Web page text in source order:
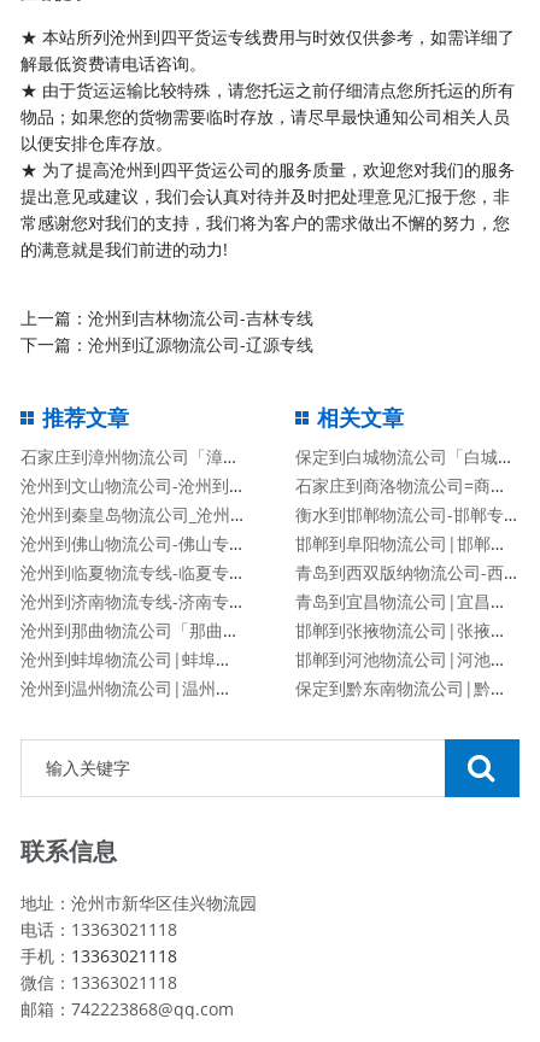
★ 本站所列沧州到四平货运专线费用与时效仅供参考，如需详细了
解最低资费请电话咨询。
★ 由于货运运输比较特殊，请您托运之前仔细清点您所托运的所有
物品；如果您的货物需要临时存放，请尽早最快通知公司相关人员
以便安排仓库存放。
★ 为了提高沧州到四平货运公司的服务质量，欢迎您对我们的服务
提出意见或建议，我们会认真对待并及时把处理意见汇报于您，非
常感谢您对我们的支持，我们将为客户的需求做出不懈的努力，您
的满意就是我们前进的动力!
上一篇：沧州到吉林物流公司-吉林专线
下一篇：沧州到辽源物流公司-辽源专线
推荐文章
石家庄到漳州物流公司「漳州专线」
沧州到文山物流公司-沧州到文山货运专线
沧州到秦皇岛物流公司_沧州到秦皇岛物流专线
沧州到佛山物流公司-佛山专线
沧州到临夏物流专线-临夏专线
沧州到济南物流专线-济南专线
沧州到那曲物流公司「那曲专线」
沧州到蚌埠物流公司|蚌埠专线
沧州到温州物流公司|温州专线
相关文章
保定到白城物流公司「白城专线」
石家庄到商洛物流公司=商洛专线
衡水到邯郸物流公司-邯郸专线
邯郸到阜阳物流公司|邯郸到阜阳物流专线
青岛到西双版纳物流公司-西双版纳专线
青岛到宜昌物流公司|宜昌专线
邯郸到张掖物流公司|张掖专线
邯郸到河池物流公司|河池专线
保定到黔东南物流公司|黔东南专线
联系信息
地址：沧州市新华区佳兴物流园
电话：13363021118
手机： 13363021118
微信：13363021118
邮箱：742223868@qq.com